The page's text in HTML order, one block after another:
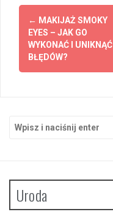
Zobacz
wpisy
← MAKIJAŻ SMOKY
EYES – JAK GO
WYKONAĆ I UNIKNĄĆ
BŁĘDÓW?
Szukaj:
Uroda